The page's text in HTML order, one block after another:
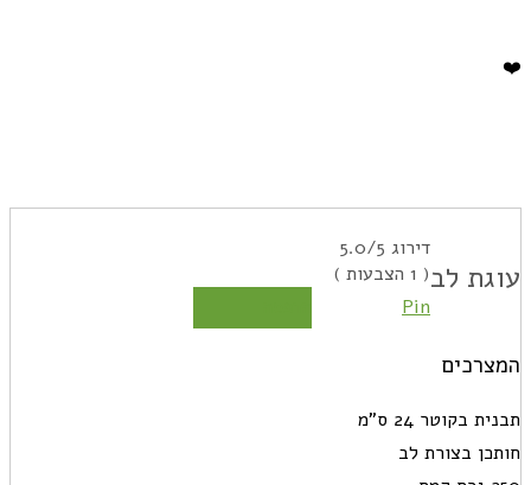
❤️
עוגת לב
דירוג 5.0/5
(
1 הצבעות )
Pin
המצרכים
תבנית בקוטר 24 ס”מ
חותכן בצורת לב